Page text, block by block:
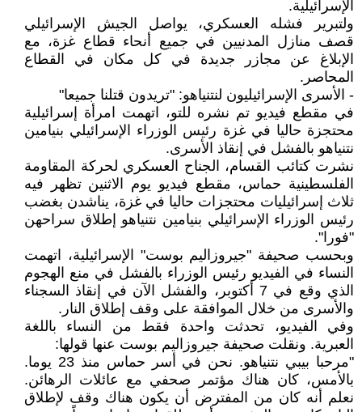
الإسرائيلية.
ولتبرير فشله العسكري، يواصل الجيش الإسرائيلي
قصف منازل المدنيين في جميع أنحاء قطاع غزة، مع
الإبلاغ عن مجازر جديدة في كل مكان في القطاع
المحاصر.
- الأسرى الإسرائيليون لنتنياهو: "تريدون قتلنا جميعا"
في مقطع فيديو تم نشره للتو، اتهمت امرأة إسرائيلية
محتجزة حاليا في غزة رئيس الوزراء الإسرائيلي بنيامين
نتنياهو بالفشل في إنقاذ الأسرى.
نشرت كتائب القسام، الجناح العسكري لحركة المقاومة
الفلسطينية حماس، مقطع فيديو يوم الاثنين تظهر فيه
ثلاث إسرائيليات محتجزات حاليا في غزة، يناشدن بغضب
رئيس الوزراء الإسرائيلي بنيامين نتنياهو إطلاق سراحهن
"فورا".
وبحسب صحيفة "جيروزاليم بوست" الإسرائيلية، اتهمت
النساء في الفيديو رئيس الوزراء بالفشل في منع الهجوم
الذي وقع في 7 أكتوبر، والفشل الآن في إنقاذ السجناء
والأسرى من خلال الموافقة على وقف إطلاق النار.
وفي الفيديو، تحدثت واحدة فقط من النساء باللغة
العبرية. ونقلت صحيفة جيروزاليم بوست عنها قولها:
"مرحبا بيبي نتنياهو. نحن في أسر حماس منذ 23 يوما.
بالأمس، كان هناك مؤتمر صحفي مع عائلات الرهائن.
نعلم أنه كان من المفترض أن يكون هناك وقف لإطلاق